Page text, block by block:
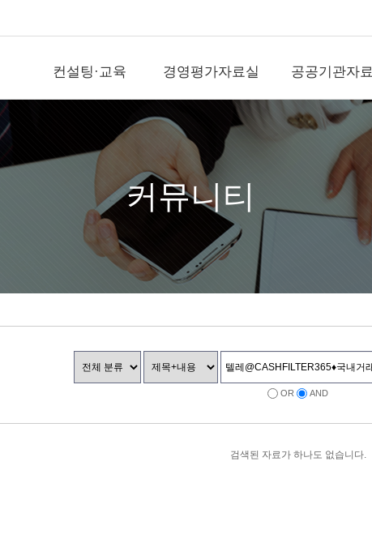
컨설팅·교육 경영평가자료실 공공기관자
신
직무전문가(SME)자
경평교수섭외
전문교육위탁(워크
경영평가/자문
지표개발/개선
전략수립/경영ESG
경영평가자료실
국가공공기관평가
기타공공기관평가
지방공기업평가
출자출연기관평가
역대평가위원
공공
공공기관뉴
국가기관자
지방기관자
공공정보
영상/사진
커뮤니티
OR AND
검색된 자료가 하나도 없습니다.